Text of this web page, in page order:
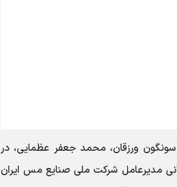
ورزقان، محمد جعفر عظمایی، در
مدیرعامل شرکت ملی صنایع مس ایران